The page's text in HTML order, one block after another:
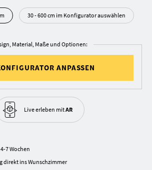
30 - 600 cm im Konfigurator auswählen
Material, Maße und Optionen:
ANPASSEN
Live erleben mitAR
7 Wochen
direkt ins Wunschzimmer